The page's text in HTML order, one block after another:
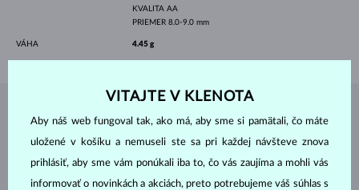
KVALITA AA
PRIEMER 8.0-9.0 mm
VÁHA 4.45 g
ŠPERKY ZATELIÉRU KLENOTA
VITAJTE V KLENOTA
Aby náš web fungoval tak, ako má, aby sme si pamätali, čo máte
uložené v košíku a nemuseli ste sa pri každej návšteve znova
prihlásiť, aby sme vám ponúkali iba to, čo vás zaujíma a mohli vás
informovať o novinkách a akciách, preto potrebujeme váš súhlas s